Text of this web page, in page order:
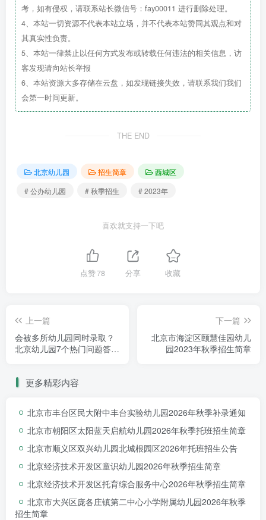
北京市西城区名苑幼儿园2023年秋季招生简章
考，如有侵权，请联系站长微信号：fay00011 进行删除处理。
4、本站一切资源不代表本站立场，并不代表本站赞同其观点和对
其真实性负责。
5、本站一律禁止以任何方式发布或转载任何违法的相关信息，访
客发现请向站长举报
6、本站资源大多存储在云盘，如发现链接失效，请联系我们我们
会第一时间更新。
THE END
北京幼儿园 招生简章
西城区
# 公办幼儿园
# 秋季招生 # 2023年
喜欢就支持一下吧
点赞78 分享 收藏
上一篇
会被多所幼儿园同时录取？
北京幼儿园7个热门问题答
下一篇
北京市海淀区颐慧佳园幼儿
园2023年秋季招生简章
更多精彩内容
北京市丰台区民大附中丰台实验幼儿园2026年秋季补录通知
北京市朝阳区太阳蓝天启航幼儿园2026年秋季托班招生简章
北京市顺义区双兴幼儿园北城根园区2026年托班招生公告
北京经济技术开发区童识幼儿园2026年秋季招生简章
北京经济技术开发区托育综合服务中心2026年秋季招生简章
北京市大兴区庞各庄镇第二中心小学附属幼儿园2026年秋季
招生简章